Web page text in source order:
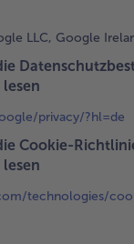
LLC, Google
privacy/?hl=de
Cookie-
technologies/